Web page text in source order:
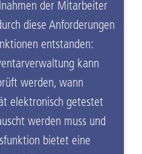
der Mitarbeiter
diese Anforderungen
entstanden:
kann
werden, wann
elektronisch getestet
werden muss und
bietet eine